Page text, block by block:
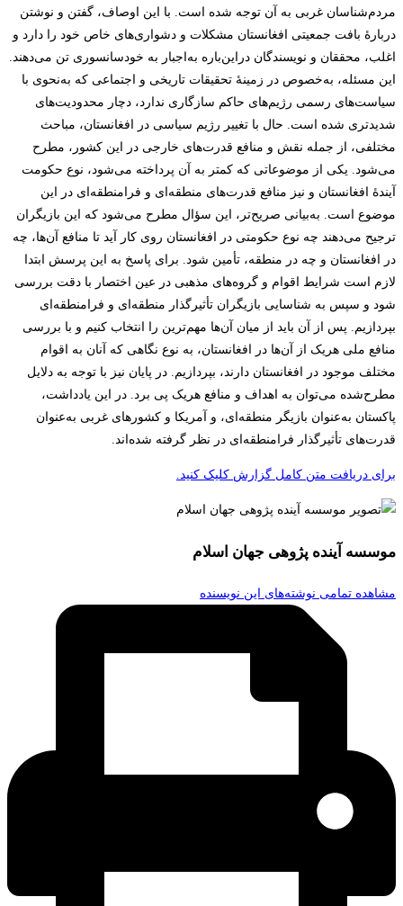
مردم‌شناسان غربی به آن توجه شده‌ است. با این اوصاف، گفتن و نوشتن
دربارۀ بافت جمعیتی افغانستان مشکلات و دشواری‌های خاص خود را دارد و
اغلب، محققان و نویسندگان دراین‌باره به‌اجبار به خودسانسوری تن می‌دهند.
این مسئله، به‌خصوص در زمینۀ تحقیقات تاریخی و اجتماعی که به‌نحوی با
سیاست‌های رسمی رژیم‌های حاکم سازگاری ندارد، دچار محدودیت‌های
شدیدتری شده ‌است. حال با تغییر رژیم سیاسی در افغانستان، مباحث
مختلفی، از جمله نقش و منافع قدرت‌های خارجی در این کشور، مطرح
می‌شود. یکی از موضوعاتی که کمتر به آن پرداخته می‌شود، نوع حکومت
آیندۀ افغانستان و نیز منافع قدرت‌های منطقه‌ای و فرامنطقه‌ای در این
موضوع است. به‌بیانی صریح‌تر، این سؤال مطرح می‌شود که این بازیگران
ترجیح می‌دهند چه نوع حکومتی در افغانستان روی کار آید تا منافع آن‌ها، چه
در افغانستان و چه در منطقه، تأمین شود. برای پاسخ به این پرسش ابتدا
لازم است شرایط اقوام و گروه‌های مذهبی در عین اختصار با دقت بررسی
شود و سپس به شناسایی بازیگران تأثیرگذار منطقه‌ای و فرامنطقه‌ای
بپردازیم. پس از آن باید از میان آن‌ها مهم‌ترین را انتخاب کنیم و با بررسی
منافع ملی هریک از آن‌ها در افغانستان، به نوع نگاهی که آنان به اقوام
مختلف موجود در افغانستان دارند، بپردازیم. در پایان نیز با توجه به دلایل
مطرح‌شده می‌توان به اهداف و منافع هریک پی برد. در این یادداشت،
پاکستان به‌عنوان بازیگر منطقه‌ای، و آمریکا و کشورهای غربی به‌عنوان
قدرت‌های تأثیرگذار فرامنطقه‌ای در نظر گرفته شده‌اند.
برای دریافت متن کامل گزارش کلیک کنید.
موسسه آینده پژوهی جهان اسلام
مشاهده تمامی نوشته‌های این نویسنده